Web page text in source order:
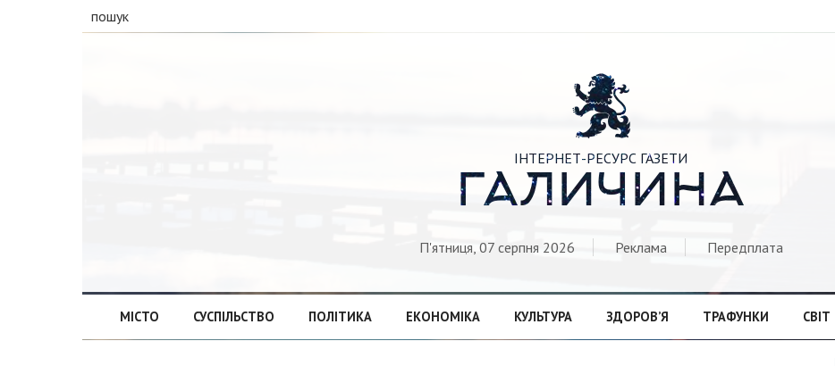
пошук

ІНТЕРНЕТ-РЕСУРС ГАЗЕТИ
ГАЛИЧИНА
П'ятниця, 07 серпня 2026 Реклама Передплата
МІСТО СУСПІЛЬСТВО ПОЛІТИКА ЕКОНОМІКА КУЛЬТУРА ЗДОРОВ’Я ТРАФУНКИ СВІТ